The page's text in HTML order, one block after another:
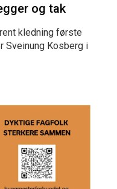
og tak
kledning første
Sveinung Kosberg i